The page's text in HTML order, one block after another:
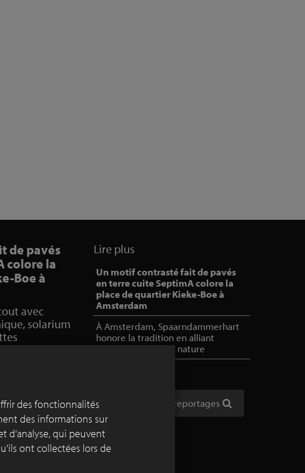
de pavés
colore la
Boe à
avec
solarium
pique-nique
bord de l’eau.
Lire plus
Un motif contrasté fait de pavés
en terre cuite SeptimA colore la
place de quartier Kieke-Boe à
Amsterdam
À Amsterdam, Spaarndammerhart
honore la tradition en alliant
architecture, art et nature
Afficher tous les reportages
des fonctionnalités
des informations sur
d'analyse, qui peuvent
ont collectées lors de